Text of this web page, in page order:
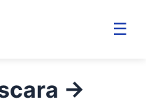
☰
→